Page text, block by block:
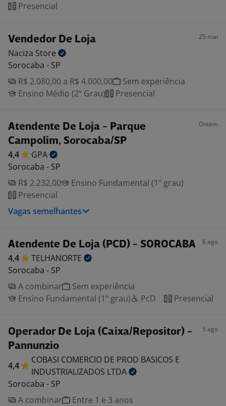
Presencial
Vendedor De Loja 25 mai
Naciza Store
Sorocaba - SP
R$ 2.080,00 a R$ 4.000,00
Sem experiência
Ensino Médio (2º Grau)
Presencial
Atendente De Loja - Parque
Campolim, Sorocaba/SP
Ontem
4,4
GPA
Sorocaba - SP
R$ 2.232,00
Ensino Fundamental (1º grau)
Presencial
Vagas semelhantes
Atendente De Loja (PCD) - SOROCABA 6 ago
4,4
TELHANORTE
Sorocaba - SP
A combinar
Sem experiência
Ensino Fundamental (1º grau)
PcD Presencial
Operador De Loja (Caixa/Repositor) -
Pannunzio
5 ago
4,4
COBASI COMERCIO DE PROD BASICOS E
INDUSTRIALIZADOS LTDA
Sorocaba - SP
A combinar
Entre 1 e 3 anos